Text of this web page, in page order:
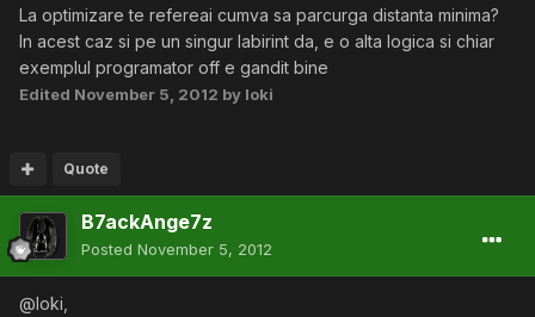
La optimizare te refereai cumva sa parcurga distanta minima?
In acest caz si pe un singur labirint da, e o alta logica si chiar
exemplul programator off e gandit bine
Edited November 5, 2012 by loki
Quote
B7ackAnge7z
Posted November 5, 2012
@loki,